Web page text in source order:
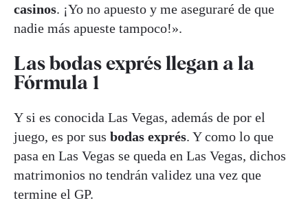
casinos. ¡Yo no apuesto y me aseguraré de que
nadie más apueste tampoco!».
Las bodas exprés llegan a la
Fórmula 1
Y si es conocida Las Vegas, además de por el
juego, es por sus bodas exprés. Y como lo que
pasa en Las Vegas se queda en Las Vegas, dichos
matrimonios no tendrán validez una vez que
termine el GP.